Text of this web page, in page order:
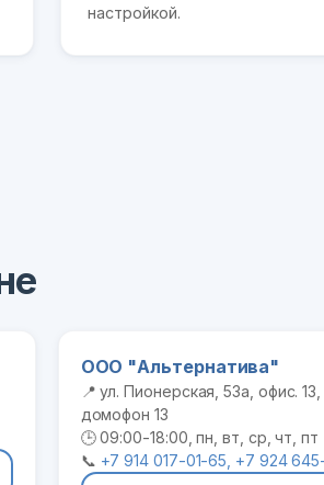
настройкой.
ООО "Альтернатива"
📍 ул. Пионерская, 53а, офис.
домофон 13
🕒 09:00-18:00, пн, вт, ср, чт, пт
📞 +7 914 017-01-65, +7 924